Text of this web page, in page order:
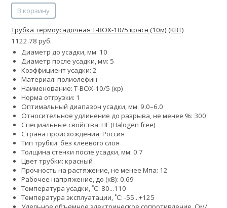
В корзину
Трубка термоусадочная Т-BOX-10/5 красн (10м) (КВТ)
1122.78 руб.
Диаметр до усадки, мм: 10
Диаметр после усадки, мм: 5
Коэффициент усадки: 2
Материал: полиолефин
Наименование: Т-BOX-10/5 (кр)
Норма отгрузки: 1
Оптимальный диапазон усадки, мм: 9.0–6.0
Относительное удлинение до разрыва, не менее %: 300
Специальные свойства: HF (Halogen free)
Страна происхождения: Россия
Тип трубки: без клеевого слоя
Толщина стенки после усадки, мм: 0.7
Цвет трубки: красный
Прочность на растяжение, не менее Мпа: 12
Рабочее напряжение, до (кВ): 0.69
Температура усадки, ˚С: 80...110
Температура эксплуатации, ˚С: -55...+125